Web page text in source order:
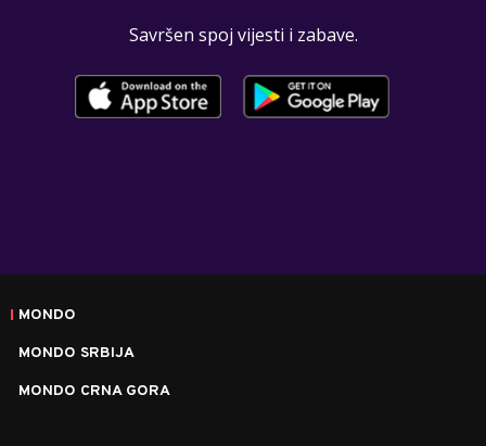
Savršen spoj vijesti i zabave.
MONDO
MONDO SRBIJA
MONDO CRNA GORA